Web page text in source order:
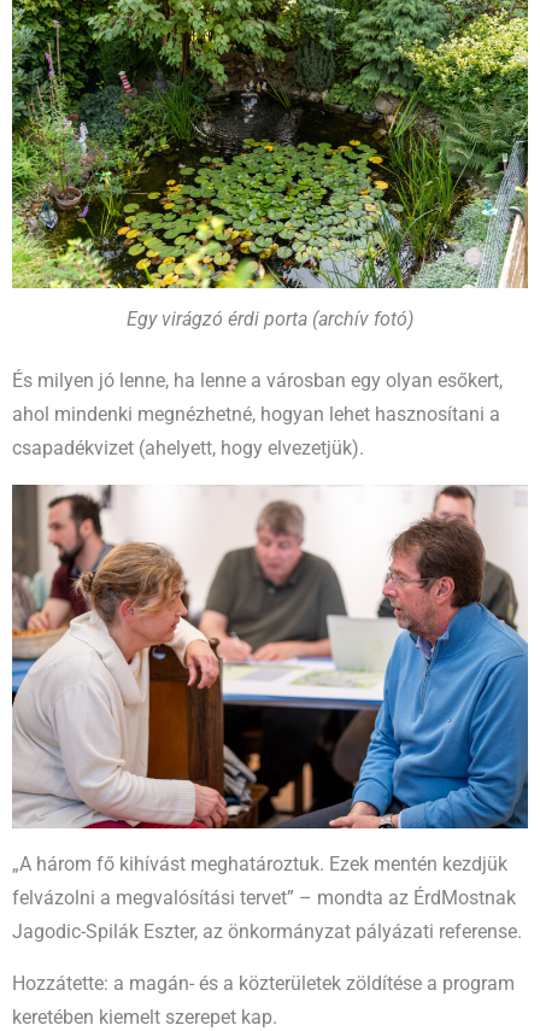
Egy virágzó érdi porta (archív fotó)
És milyen jó lenne, ha lenne a városban egy olyan esőkert,
ahol mindenki megnézhetné, hogyan lehet hasznosítani a
csapadékvizet (ahelyett, hogy elvezetjük).
„A három fő kihívást meghatároztuk. Ezek mentén kezdjük
felvázolni a megvalósítási tervet” – mondta az ÉrdMostnak
Jagodic-Spilák Eszter, az önkormányzat pályázati referense.
Hozzátette: a magán- és a közterületek zöldítése a program
keretében kiemelt szerepet kap.